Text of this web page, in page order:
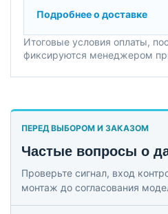
Подробнее о доставке
Итоговые условия оплаты,
фиксируются менеджером
ПЕРЕД ВЫБОРОМ И ЗАКАЗОМ
Частые вопросы о
Проверьте сигнал, вход
монтаж до согласования